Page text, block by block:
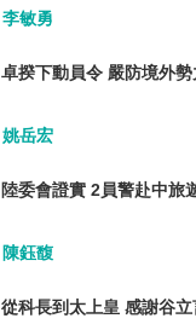
李敏勇
卓揆下動員令 嚴防境外
姚岳宏
陸委會證實 2員警赴中旅
陳鈺馥
從科長到太上皇 感謝谷立